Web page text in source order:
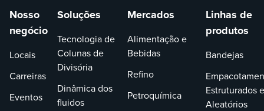
Nosso
negócio
Locais
Carreiras
Eventos
Soluções
Tecnologia de
Colunas de
Divisória
Dinâmica dos
fluidos
Mercados
Alimentação e
Bebidas
Refino
Petroquímica
Linhas de
produtos
Bandejas
Estruturados e
Aleatórios